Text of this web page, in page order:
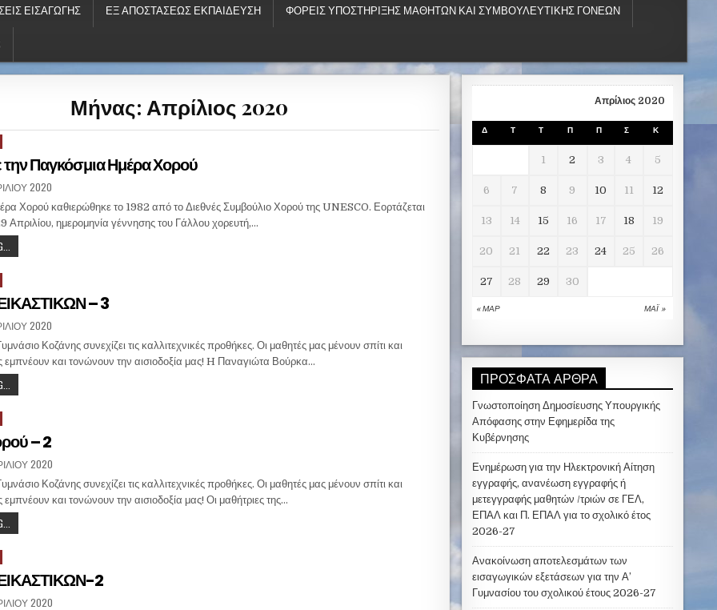
ΕΙΣΑΓΩΓΉΣ ΕΞ ΑΠΟΣΤΆΣΕΩΣ ΕΚΠΑΊΔΕΥΣΗ ΦΟΡΕΙΣ ΥΠΟΣΤΗΡΙΞΗΣ ΜΑΘΗΤΩΝ ΚΑΙ ΣΥΜΒΟΥΛΕΥΤΙΚΗΣ ΓΟΝΕΩΝ
Μήνας: Απρίλιος 2020
την Παγκόσμια Ημέρα Χορού
2020
Χορού καθιερώθηκε το 1982 από το Διεθνές Συμβούλιο Χορού της UNESCO. Εορτάζεται
Απριλίου, ημερομηνία γέννησης του Γάλλου χορευτή,…
– 3
2020
Κοζάνης συνεχίζει τις καλλιτεχνικές προθήκες. Οι μαθητές μας μένουν σπίτι και
εμπνέουν και τονώνουν την αισιοδοξία μας! H Παναγιώτα Βούρκα…
– 2
2020
Κοζάνης συνεχίζει τις καλλιτεχνικές προθήκες. Οι μαθητές μας μένουν σπίτι και
και τονώνουν την αισιοδοξία μας! Οι μαθήτριες της…
2
2020
Απρίλιος 2020
Δ Τ Τ Π Π Σ Κ
« ΜΑΡ ΜΑΪ́ »
1 2 3 4 5
6 7 8 9 10 11 12
13 14 15 16 17 18 19
20 21 22 23 24 25 26
27 28 29 30
ΠΡΌΣΦΑΤΑ ΆΡΘΡΑ
Γνωστοποίηση Δημοσίευσης Υπουργικής
Απόφασης στην Εφημερίδα της
Κυβέρνησης
Ενημέρωση για την Ηλεκτρονική Αίτηση
εγγραφής, ανανέωση εγγραφής ή
μετεγγραφής μαθητών /τριών σε ΓΕΛ,
ΕΠΑΛ και Π. ΕΠΑΛ για το σχολικό έτος
2026-27
Ανακοίνωση αποτελεσμάτων των
εισαγωγικών εξετάσεων για την Α’
Γυμνασίου του σχολικού έτους 2026-27